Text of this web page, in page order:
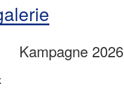
Kampagne 2026